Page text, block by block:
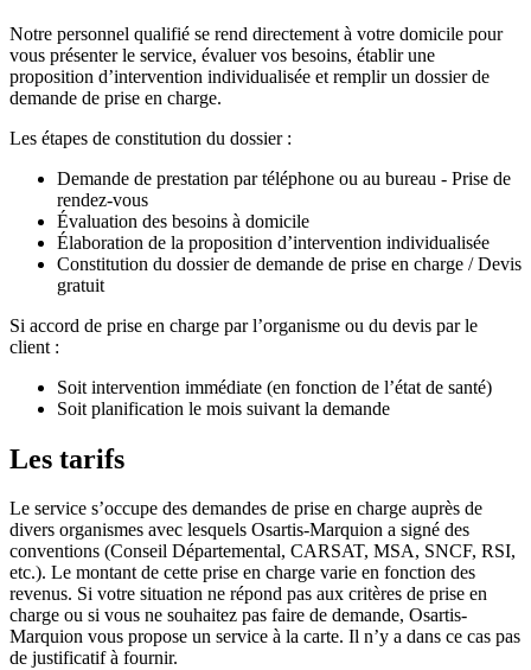
Notre personnel qualifié se rend directement à votre domicile pour
vous présenter le service, évaluer vos besoins, établir une
proposition d’intervention individualisée et remplir un dossier de
demande de prise en charge.
Les étapes de constitution du dossier :
Demande de prestation par téléphone ou au bureau - Prise de
rendez-vous
Évaluation des besoins à domicile
Élaboration de la proposition d’intervention individualisée
Constitution du dossier de demande de prise en charge / Devis
gratuit
Si accord de prise en charge par l’organisme ou du devis par le
client :
Soit intervention immédiate (en fonction de l’état de santé)
Soit planification le mois suivant la demande
Les tarifs
Le service s’occupe des demandes de prise en charge auprès de
divers organismes avec lesquels Osartis-Marquion a signé des
conventions (Conseil Départemental, CARSAT, MSA, SNCF, RSI,
etc.). Le montant de cette prise en charge varie en fonction des
revenus. Si votre situation ne répond pas aux critères de prise en
charge ou si vous ne souhaitez pas faire de demande, Osartis-
Marquion vous propose un service à la carte. Il n’y a dans ce cas pas
de justificatif à fournir.